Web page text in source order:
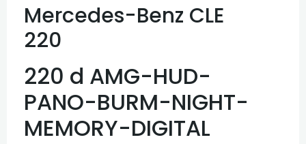
Mercedes-Benz CLE
220
220 d AMG-HUD-
PANO-BURM-NIGHT-
MEMORY-DIGITAL